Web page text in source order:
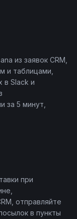
из заявок CRM,
и таблицами,
в Slack и
за 5 минут,
при
отправляйте
в пункты